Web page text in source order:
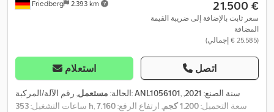
Friedberg 2.393 km ‏21.500 €
سعر ثابت بالإضافة إلى ضريبة القيمة
المضافة
(‏25.585 € إجمالي)
استعلام اتصل
الحالة: مستعمل , رقم الآلة/المركبة:ANL1056101 , سنة الصنع: 2021
,
ساعات التشغيل: 353 h , سعة التحميل:1.200 كجم , ارتفاع الرفع:7.160